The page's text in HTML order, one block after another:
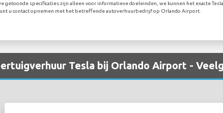
getoonde specificaties zijn alleen voor informatieve doeleinden, we kunnen het exacte
u contact opnemen met het betreffende autoverhuurbedrijf op Orlando Airport.
Tesla bij Orlando Airport -